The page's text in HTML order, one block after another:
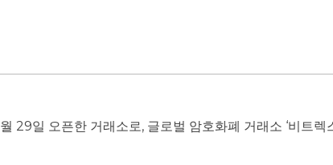
29일 오픈한 거래소로, 글로벌 암호화폐 거래소 ‘비트